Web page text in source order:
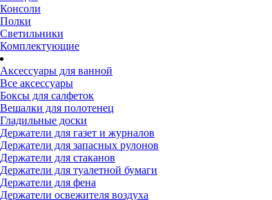
Консоли
Полки
Светильники
Комплектующие
Аксессуары для ванной
Все аксессуары
Боксы для салфеток
Вешалки для полотенец
Гладильные доски
Держатели для газет и журналов
Держатели для запасных рулонов
Держатели для стаканов
Держатели для туалетной бумаги
Держатели для фена
Держатели освежителя воздуха